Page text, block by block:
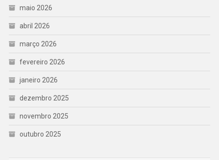
maio 2026
abril 2026
março 2026
fevereiro 2026
janeiro 2026
dezembro 2025
novembro 2025
outubro 2025